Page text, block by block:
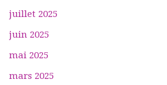
juillet 2025
juin 2025
mai 2025
mars 2025